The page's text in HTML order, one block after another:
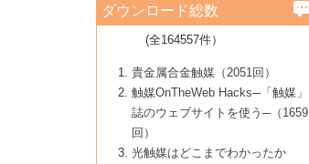
立大学）
B号 第111回触媒討論会（2013年・関西大
7号 ゼオライト合成における最近の進歩
7号 有機分子触媒による精密有機合成
8号 高機能化ポリオレフィンに向けた重合
触媒の最近の進展
5号 CO2が関わる触媒・材料
7号 持続可能社会実現のための触媒および
触媒関連技術
4号 錯体を利用したユニークな表面構造の
構築と機能
5号 若手会員による触媒研究の未来展望1：
企業編
6号 第102回触媒討論会
7号 触媒・化学反応における計算化学の進
3号 実用的ファインケミカル合成プロセス
を実現する触媒
5号 こんな物質，あんな物質―新たな触媒
の可能性―
7号 『結晶の化学』を活かした触媒研究
2号 第97回触媒討論会
3号 リビング重合触媒の最近の展開
5号 水素製造・貯蔵のための触媒技術の新
しい展開
6号 第98回触媒討論会
7号 基礎化学品製造の触媒技術
1号 最近の触媒担体とその効果
2号 第95回触媒討論会
4号 水分解用光触媒材料
5号 時間分解分光の進歩と応用
6号 第96回触媒討論会
▼46巻（2004年）
1号 部分酸化反応触媒の最前線
2号 第93回触媒討論会
3号 特殊エネルギー場の触媒反応
4号 生体内における金属の触媒作用
5号 ファインケミカルズの展開に寄与する
▼45巻（2003年）
1号 なぜこの触媒が良いのか？
2号 第91回触媒討論会
3号 最近の自動車排ガス処理技術
4号 触媒研究の現状と将来─第90回触媒討論
▼44巻（2002年）
1号 高次制御された触媒の化学
2号 第89回触媒討論会
3号 触媒を利用した電気化学の新展開
▼43巻（2001年）
1号 グリーンケミストリーと触媒
2号 第87回触媒討論会特集号
▼42巻（2000年）
1号 触媒反応工学の明日を拓く
▼41巻（1999年）
ダウンロード総数
(全164557件）
貴金属合金触媒（2051回）
触媒OnTheWeb Hacks─「触媒」
誌のウェブサイトを使う─（1659
回）
光触媒はどこまでわかったか